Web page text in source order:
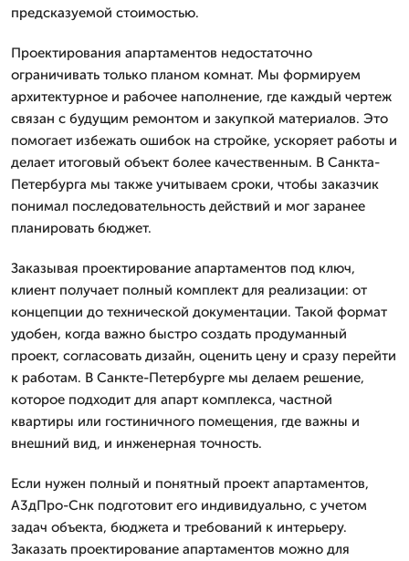
предсказуемой стоимостью.
Проектирования апартаментов недостаточно
ограничивать только планом комнат. Мы формируем
архитектурное и рабочее наполнение, где каждый чертеж
связан с будущим ремонтом и закупкой материалов. Это
помогает избежать ошибок на стройке, ускоряет работы и
делает итоговый объект более качественным. В Санкта-
Петербурга мы также учитываем сроки, чтобы заказчик
понимал последовательность действий и мог заранее
планировать бюджет.
Заказывая проектирование апартаментов под ключ,
клиент получает полный комплект для реализации: от
концепции до технической документации. Такой формат
удобен, когда важно быстро создать продуманный
проект, согласовать дизайн, оценить цену и сразу перейти
к работам. В Санкте-Петербурге мы делаем решение,
которое подходит для апарт комплекса, частной
квартиры или гостиничного помещения, где важны и
внешний вид, и инженерная точность.
Если нужен полный и понятный проект апартаментов,
А3дПро-Снк подготовит его индивидуально, с учетом
задач объекта, бюджета и требований к интерьеру.
Заказать проектирование апартаментов можно для